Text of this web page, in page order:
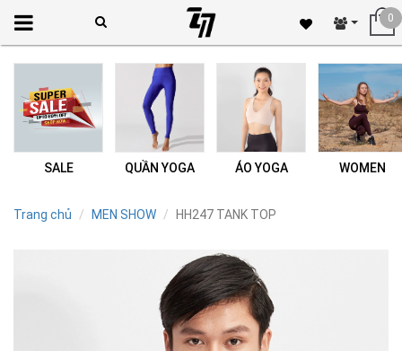
0
SALE QUẦN YOGA ÁO YOGA WOMEN
Trang chủ MEN SHOW HH247 TANK TOP